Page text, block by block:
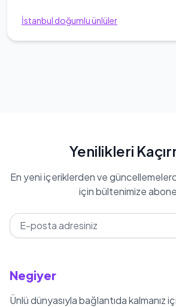
İstanbul doğumlu ünlüler
Yenilikleri
En yeni içeriklerden ve
için bültenimize
Negiyer
Ünlü dünyasıyla bağlantıda kalmanız